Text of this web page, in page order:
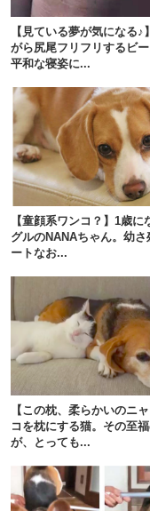
【見ている夢が気になる♪
がら尻尾フリフリするビー
平和な寝姿に...
【童顔系ワンコ？】1歳に
グルのNANAちゃん。幼さ
ートなお...
【この枕、柔らかいのニ
コを枕にする猫。その至
が、とっても...
いぬ部をフ